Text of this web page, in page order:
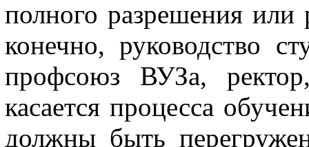
полного разрешения или
конечно, руководство
профсоюз ВУЗа,
касается процесса
должны быть